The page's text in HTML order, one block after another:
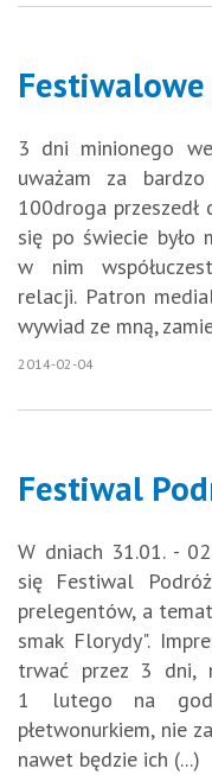
3 dni minionego
uważam za
100droga
się po świecie było
w nim
relacji. Patron
wywiad ze mną,
2014-02-04
Festiwal
W dniach 31.01. -
się Festiwal
prelegentów, a
smak Florydy".
trwać przez 3 dni,
1 lutego na
płetwonurkiem, nie
nawet będzie ich (...)